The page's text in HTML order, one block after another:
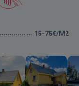
15-75€/M2